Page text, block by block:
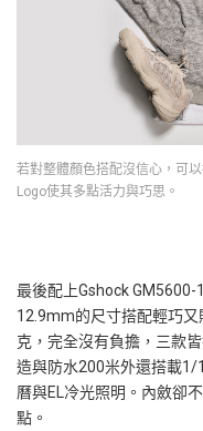
若對整體顏色搭配沒信心，可
Logo使其多點活力與巧思。
最後配上Gshock
12.9mm的尺寸搭配輕巧
克，完全沒有負擔，三款
造與防水200米外還搭載1/
曆與EL冷光照明。內斂卻
點。